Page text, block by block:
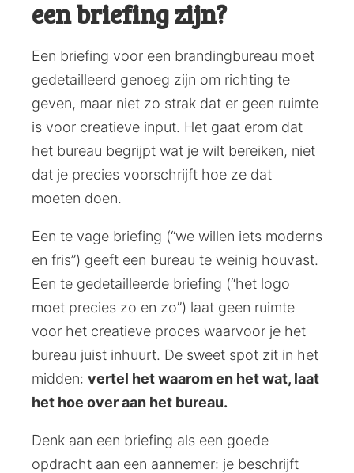
een briefing zijn?
Een briefing voor een brandingbureau moet
gedetailleerd genoeg zijn om richting te
geven, maar niet zo strak dat er geen ruimte
is voor creatieve input. Het gaat erom dat
het bureau begrijpt wat je wilt bereiken, niet
dat je precies voorschrijft hoe ze dat
moeten doen.
Een te vage briefing (“we willen iets moderns
en fris”) geeft een bureau te weinig houvast.
Een te gedetailleerde briefing (“het logo
moet precies zo en zo”) laat geen ruimte
voor het creatieve proces waarvoor je het
bureau juist inhuurt. De sweet spot zit in het
midden: vertel het waarom en het wat, laat
het hoe over aan het bureau.
Denk aan een briefing als een goede
opdracht aan een aannemer: je beschrijft